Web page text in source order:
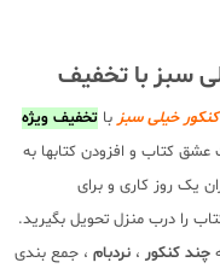
سبز با تخفیف
خیلی سبزبا تخفیف ویژه
کتاب و افزودن کتابها به
یک روز کاری و برای
را درب منزل تحویل بگیرید.
چند کنکور ، نردبام ، جمع بندی